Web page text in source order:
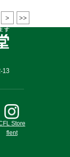
13
Store
flent